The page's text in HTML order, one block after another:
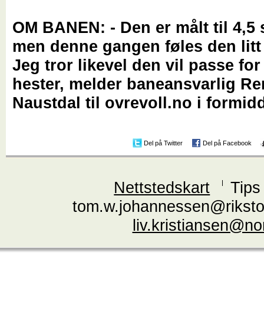
OM BANEN: - Den er målt til 4,5
men denne gangen føles den
Jeg tror likevel den vil passe
hester, melder baneansvarlig
Naustdal til ovrevoll.no i
Del på Twitter Del på Facebook
Nettstedskart